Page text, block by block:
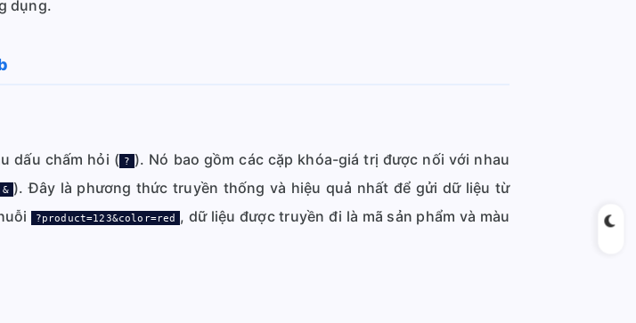
dụng.
dấu chấm hỏi ( ? ). Nó bao gồm các cặp khóa-giá trị được nối với nhau
& ). Đây là phương thức truyền thống và hiệu quả nhất để gửi dữ liệu từ
?product=123&color=red , dữ liệu được truyền đi là mã sản phẩm và màu